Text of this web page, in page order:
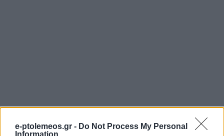
e-ptolemeos.gr - Do Not Process My Personal
Information